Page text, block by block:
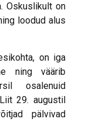
Oskuslikult on
loodud alus
on iga
ning väärib
osalenuid
29. augustil
pälvivad